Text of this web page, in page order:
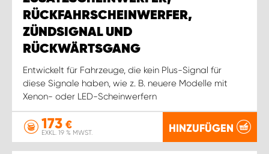
RÜCKFAHRSCHEINWERFER,
ZÜNDSIGNAL UND
RÜCKWÄRTSGANG
Entwickelt für Fahrzeuge, die kein Plus-Signal für
diese Signale haben, wie z. B. neuere Modelle mit
Xenon- oder LED-Scheinwerfern
173 €
EXKL. 19 % MWST. HINZUFÜGEN